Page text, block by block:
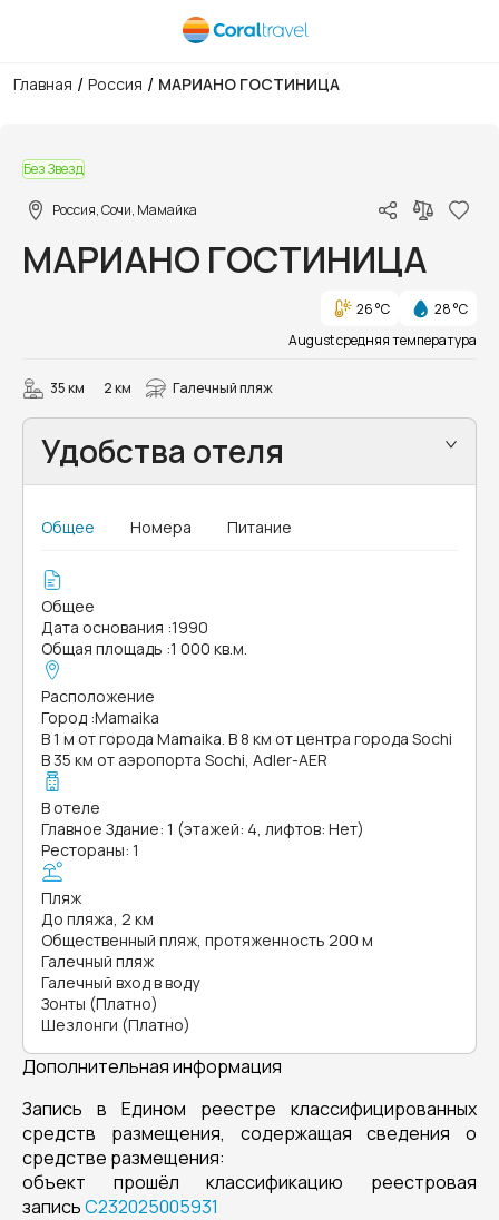
Главная / Россия / МАРИАНО ГОСТИНИЦА
Без Звезд
Россия, Сочи, Мамайка
МАРИАНО ГОСТИНИЦА
26 °C
28 °C
August средняя температура
35 км 2 км Галечный пляж
Удобства отеля
Общее Номера Питание
Общее
Дата основания :1990
Общая площадь :1 000 кв.м.
Расположение
Город :Mamaika
В 1 м от города Mamaika. В 8 км от центра города Sochi
В 35 км от аэропорта Sochi, Adler-AER
В отеле
Главное Здание: 1 (этажей: 4, лифтов: Нет)
Рестораны: 1
Пляж
До пляжа, 2 км
Общественный пляж, протяженность 200 м
Галечный пляж
Галечный вход в воду
Зонты (Платно)
Шезлонги (Платно)
Дополнительная информация
Запись в Едином реестре классифицированных
средств размещения, содержащая сведения о
средстве размещения:
объект прошёл классификацию реестровая
записьС232025005931